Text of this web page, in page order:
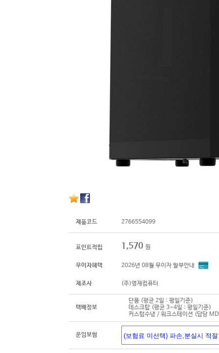
제품코드 2766554099
포인트적립 1,570 원
무이자혜택 2026년 08월 무이자 할부안내
제조사 (주)영재컴퓨터
택배정보
단품 (평균 2일 : 평일기준)
데스크탑 (평균 3~4일 : 평일기준)
커스텀수냉 / 워크스테이션 (담당
운임보험